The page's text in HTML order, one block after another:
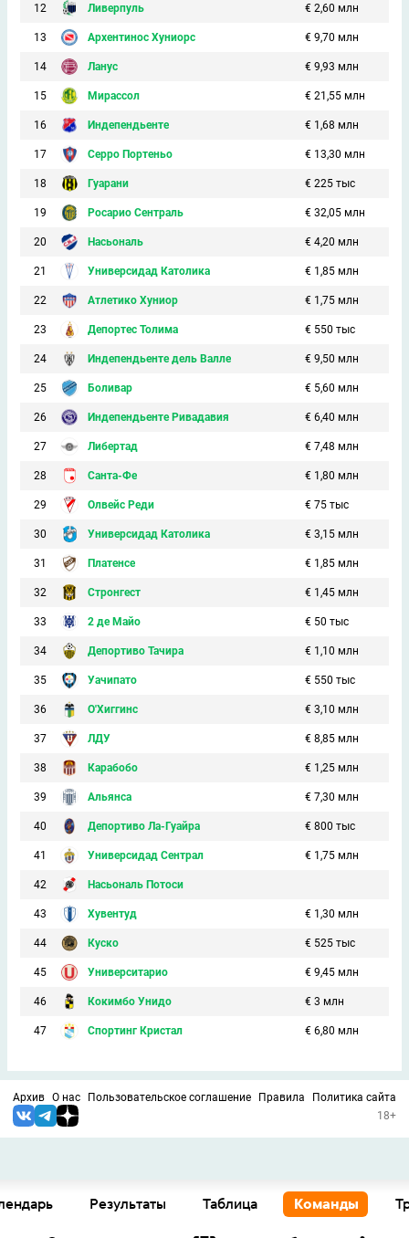
Результаты Таблица Команды
12 Ливерпуль € 2,60 млн
13 Архентинос Хуниорс € 9,70 млн
14 Ланус € 9,93 млн
15 Мирассол € 21,55 млн
16 Индепендьенте € 1,68 млн
17 Серро Портеньо € 13,30 млн
18 Гуарани € 225 тыс
19 Росарио Сентраль € 32,05 млн
20 Насьональ € 4,20 млн
21 Универсидад Католика € 1,85 млн
22 Атлетико Хуниор € 1,75 млн
23 Депортес Толима € 550 тыс
24 Индепендьенте дель Валле € 9,50 млн
25 Боливар € 5,60 млн
26 Индепендьенте Ривадавия € 6,40 млн
27 Либертад € 7,48 млн
28 Санта-Фе € 1,80 млн
29 Олвейс Реди € 75 тыс
30 Универсидад Католика € 3,15 млн
31 Платенсе € 1,85 млн
32 Стронгест € 1,45 млн
33 2 де Майо € 50 тыс
34 Депортиво Тачира € 1,10 млн
35 Уачипато € 550 тыс
36 О'Хиггинс € 3,10 млн
37 ЛДУ € 8,85 млн
38 Карабобо € 1,25 млн
39 Альянса € 7,30 млн
40 Депортиво Ла-Гуайра € 800 тыс
41 Универсидад Сентрал € 1,75 млн
42 Насьональ Потоси
43 Хувентуд € 1,30 млн
44 Куско € 525 тыс
45 Университарио € 9,45 млн
46 Кокимбо Унидо € 3 млн
47 Спортинг Кристал € 6,80 млн
Архив О нас Пользовательское соглашение Правила
Политика сайта
18+